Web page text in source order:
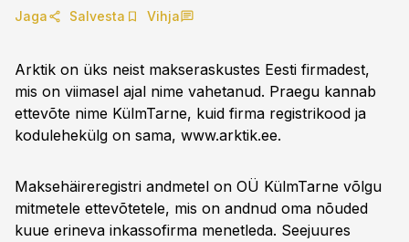
Jaga Salvesta Vihja
Arktik on üks neist makseraskustes Eesti firmadest,
mis on viimasel ajal nime vahetanud. Praegu kannab
ettevõte nime KülmTarne, kuid firma registrikood ja
kodulehekülg on sama, www.arktik.ee.
Maksehäireregistri andmetel on OÜ KülmTarne võlgu
mitmetele ettevõtetele, mis on andnud oma nõuded
kuue erineva inkassofirma menetleda. Seejuures